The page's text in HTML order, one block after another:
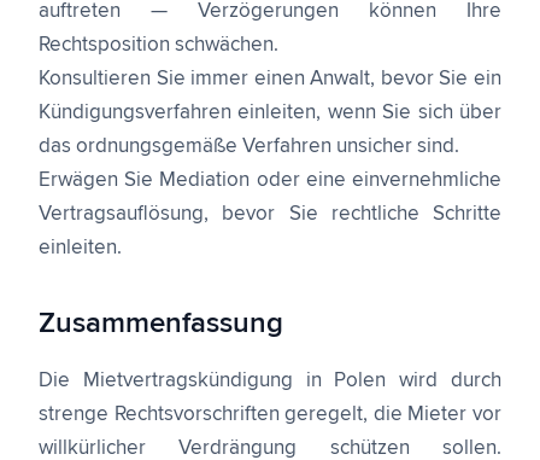
auftreten — Verzögerungen können Ihre
Rechtsposition schwächen.
Konsultieren Sie immer einen Anwalt, bevor Sie ein
Kündigungsverfahren einleiten, wenn Sie sich über
das ordnungsgemäße Verfahren unsicher sind.
Erwägen Sie Mediation oder eine einvernehmliche
Vertragsauflösung, bevor Sie rechtliche Schritte
einleiten.
Zusammenfassung
Die Mietvertragskündigung in Polen wird durch
strenge Rechtsvorschriften geregelt, die Mieter vor
willkürlicher Verdrängung schützen sollen.